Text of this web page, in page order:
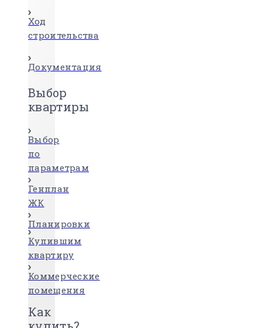
Ход
строительства
Документация
Выбор
квартиры
Выбор
по
параметрам
Генплан
ЖК
Планировки
Купившим
квартиру
Коммерческие
помещения
Как